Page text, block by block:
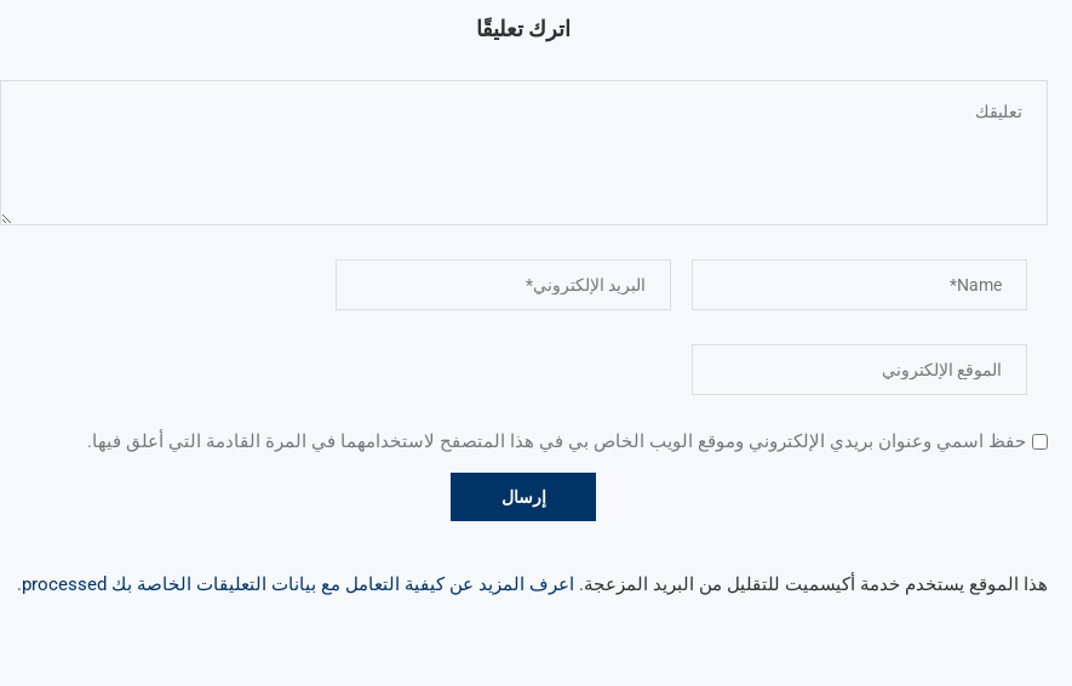
اترك تعليقًا
حفظ اسمي وعنوان بريدي الإلكتروني وموقع الويب الخاص بي في هذا المتصفح لاستخدامهما في المرة القادمة التي أعلق فيها.
هذا الموقع يستخدم خدمة أكيسميت للتقليل من البريد المزعجة. اعرف المزيد عن كيفية التعامل مع بيانات التعليقات الخاصة بك processed .